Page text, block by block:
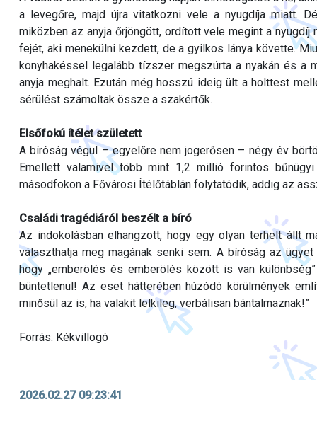
a levegőre, majd újra vitatkozni vele a nyugdíja miatt.
miközben az anyja őrjöngött, ordított vele megint a
fejét, aki menekülni kezdett, de a gyilkos lánya követte.
konyhakéssel legalább tízszer megszúrta a nyakán és a
anyja meghalt. Ezután még hosszú ideig ült a holttest
sérülést számoltak össze a szakértők.
Elsőfokú ítélet született
A bíróság végül – egyelőre nem jogerősen – négy év
Emellett valamivel több mint 1,2 millió forintos
másodfokon a Fővárosi Ítélőtáblán folytatódik, addig az
Családi tragédiáról beszélt a bíró
Az indokolásban elhangzott, hogy egy olyan terhelt állt
választhatja meg magának senki sem. A bíróság az
hogy „emberölés és emberölés között is van
büntetlenül! Az eset hátterében húzódó körülmények
minősül az is, ha valakit lelkileg, verbálisan bántalmaznak!”
Forrás: Kékvillogó
2026.02.27 09:23:41